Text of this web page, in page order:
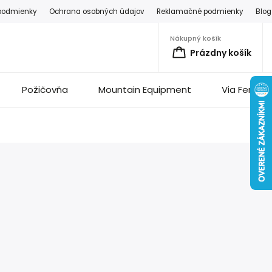
Ochrana osobných údajov Reklamačné podmienky Blog
Nákupný košík
Prázdny košík
Požičovňa Mountain Equipment Via Ferrata